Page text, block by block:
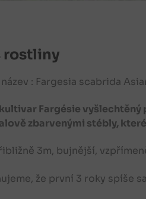
rostliny
: Fargesia scabrida
Fargésie vyšlechtěný
zbarvenými stébly,
3m, bujnější,
že první 3 roky spíše